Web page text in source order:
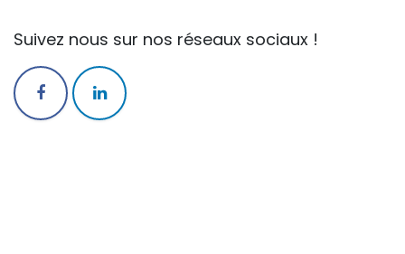
Suivez nous sur nos réseaux sociaux !